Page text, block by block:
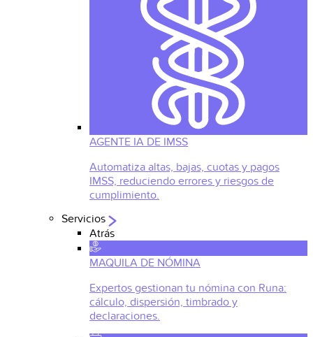
AGENTE IA DE IMSS
Automatiza altas, bajas, cuotas y pagos
IMSS, reduciendo errores y riesgos de
cumplimiento.
Servicios
Atrás
MAQUILA DE NÓMINA
Expertos gestionan tu nómina con Runa:
cálculo, dispersión, timbrado y
declaraciones.